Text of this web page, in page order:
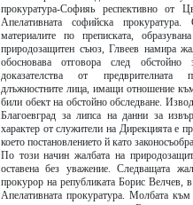
прокуратура-Софияь респективно от
Апелативната софийска
материалите по преписката,
природозащитен съюз, Глвеев намира
обосновава отговора след обстойно
доказателства от предврителната
длъжностните лица, имащи отношение
били обект на обстойно обследване.
Благоевград за липса на данни за
характер от служители на Дирекцията е
което постановлението й като
По този начин жалбата на
оставена без уважение. Следващата
прокурор на републиката Борис Велчев,
Апелативната прокуратура. Молбата